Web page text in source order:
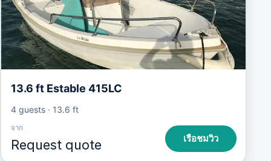
13.6 ft Estable 415LC
4 guests· 13.6 ft
จาก
Request quote เรือชมวิว